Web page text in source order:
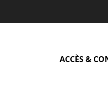
ACCÈS &